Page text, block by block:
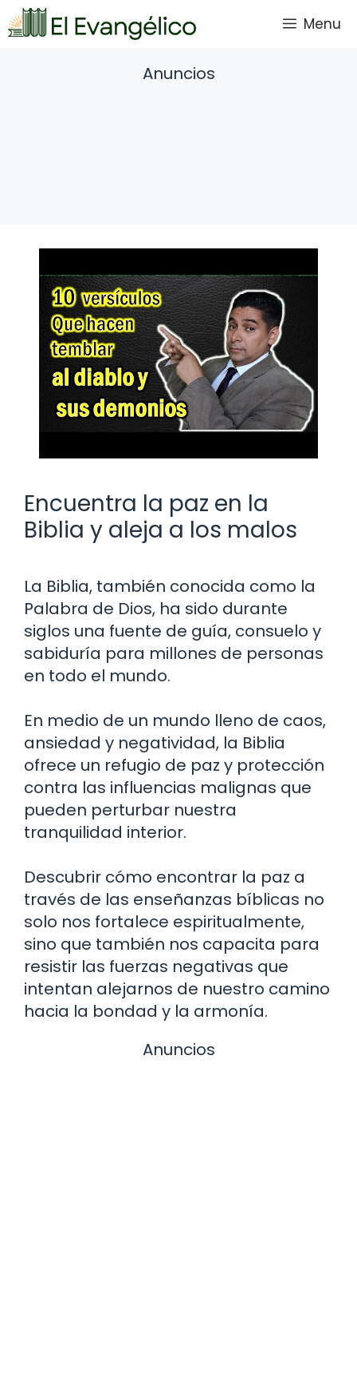
Saltar
al
Menu
Anuncios
Encuentra la paz en la
Biblia y aleja a los malos
La Biblia, también conocida como la
Palabra de Dios, ha sido durante
siglos una fuente de guía, consuelo y
sabiduría para millones de personas
en todo el mundo.
En medio de un mundo lleno de caos,
ansiedad y negatividad, la Biblia
ofrece un refugio de paz y protección
contra las influencias malignas que
pueden perturbar nuestra
tranquilidad interior.
Descubrir cómo encontrar la paz a
través de las enseñanzas bíblicas no
solo nos fortalece espiritualmente,
sino que también nos capacita para
resistir las fuerzas negativas que
intentan alejarnos de nuestro camino
hacia la bondad y la armonía.
Anuncios